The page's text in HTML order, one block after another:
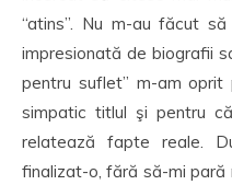
“atins”. Nu m-au făcut
impresionată de biografii
pentru suflet” m-am
simpatic titlul şi pentru
relatează fapte reale.
finalizat-o, fără să-mi pară